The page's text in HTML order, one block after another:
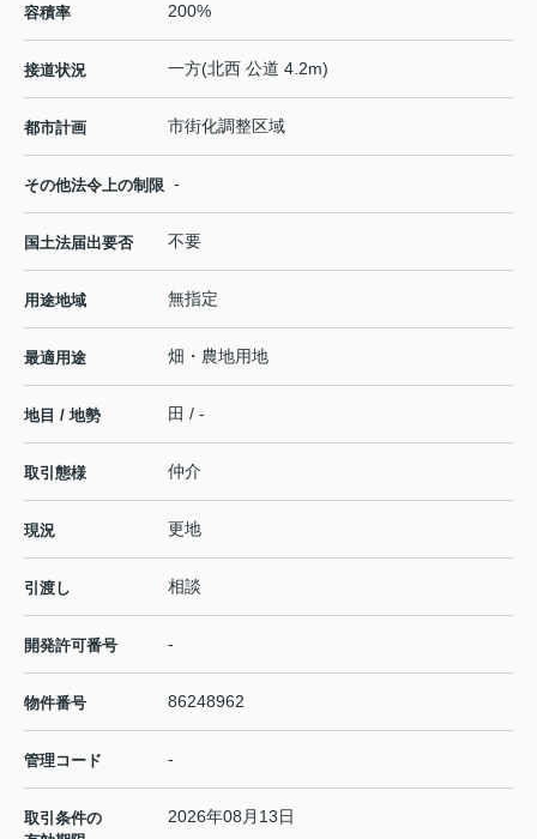
容積率 200%
接道状況 一方(北西 公道 4.2m)
都市計画 市街化調整区域
その他法令上の制限 -
国土法届出要否 不要
用途地域 無指定
最適用途 畑・農地用地
地目 / 地勢 田 / -
取引態様 仲介
現況 更地
引渡し 相談
開発許可番号 -
物件番号 86248962
管理コード -
取引条件の
2026年08月13日